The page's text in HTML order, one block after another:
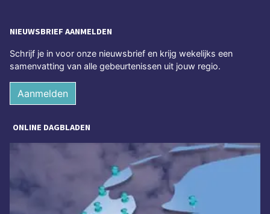
NIEUWSBRIEF AANMELDEN
Schrijf je in voor onze nieuwsbrief en krijg wekelijks een
samenvatting van alle gebeurtenissen uit jouw regio.
Aanmelden
ONLINE DAGBLADEN